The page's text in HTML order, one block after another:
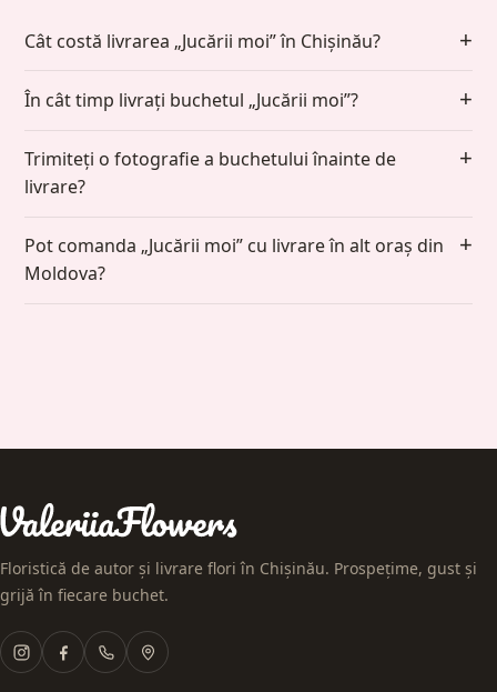
Cât costă livrarea „Jucării moi” în Chișinău?
În cât timp livrați buchetul „Jucării moi”?
Trimiteți o fotografie a buchetului înainte de
livrare?
Pot comanda „Jucării moi” cu livrare în alt oraș din
Moldova?
Floristică de autor și livrare flori în Chișinău. Prospețime, gust și
grijă în fiecare buchet.